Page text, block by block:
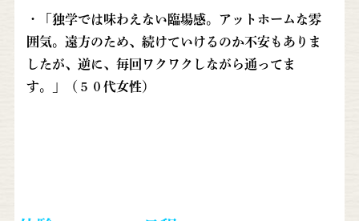
・「独学では味わえない臨場感。アットホームな雰
囲気。遠方のため、続けていけるのか不安もありま
したが、逆に、毎回ワクワクしながら通ってま
す。」（５０代女性）